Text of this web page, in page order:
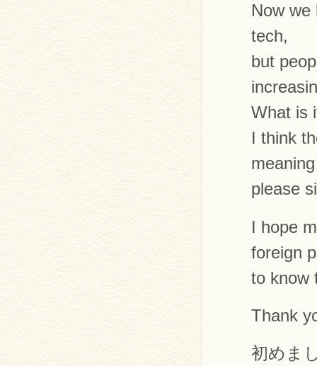
Now we
tech,
but
What is
I think
please
I hope
foreign
to know
Thank
初めま